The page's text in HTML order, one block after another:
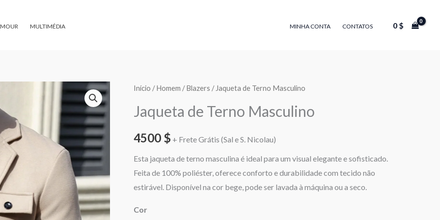
MULTIMÉDIA MINHA CONTA CONTATOS 0 $
Início /Homem /Blazers / Jaqueta de Terno Masculino
Jaqueta de Terno Masculino
4500 $ + Frete Grátis (Sal e S. Nicolau)
Esta jaqueta de terno masculina é ideal para um visual elegante e sofisticado.
Feita de 100% poliéster, oferece conforto e durabilidade com tecido não
estirável. Disponível na cor bege, pode ser lavada à máquina ou a seco.
Cor
Quantidade
Jaqueta
Terno
Masculino